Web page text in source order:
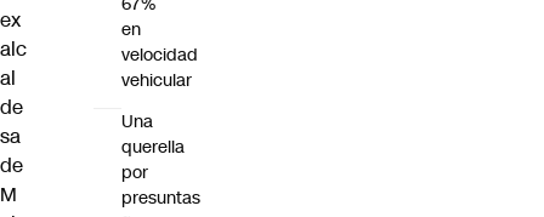
ex
alc
al
de
sa
de
M
en
velocidad
vehicular
Una
querella
por
presuntas